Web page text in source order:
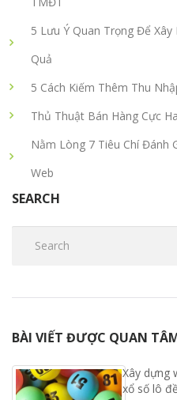
5 Lưu Ý Quan Trọng Để
Quả
5 Cách Kiếm Thêm Thu
Thủ Thuật Bán Hàng Cực
Nằm Lòng 7 Tiêu Chí Đánh
Web
SEARCH
BÀI VIẾT ĐƯỢC QUAN
Xây dựng
xổ số lô